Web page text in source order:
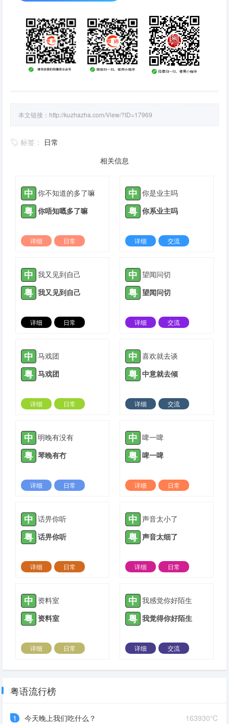
本文链接： http://kuzhazha.com/View/?ID=17969
标签： 日常
相关信息
中 你不知道的多了嘛
粤 你唔知嘅多了嘛
详细
日常
中 你是业主吗
粤 你系业主吗
详细
交流
中 我又见到自己
粤 我又见到自己
详细
日常
中 望闻问切
粤 望闻问切
详细
交流
中 马戏团
粤 马戏团
详细
日常
中 喜欢就去谈
粤 中意就去倾
详细
交流
中 明晚有没有
粤 琴晚有冇
详细
日常
中 啤一啤
粤 啤一啤
详细
日常
中 话畀你听
粤 话畀你听
详细
日常
中 声音太小了
粤 声音太细了
详细
日常
中 资料室
粤 资料室
详细
日常
中 我感觉你好陌生
粤 我觉得你好陌生
详细
交流
粤语流行榜
163930℃
1
今天晚上我们吃什么？